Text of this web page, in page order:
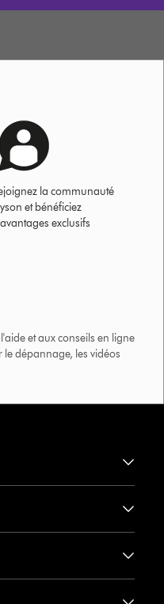
la communauté
et bénéficiez
exclusifs
et aux conseils en ligne
le dépannage, les vidéos